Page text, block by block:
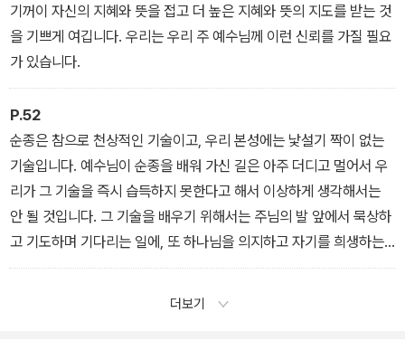
기꺼이 자신의 지혜와 뜻을 접고 더 높은 지혜와 뜻의 지도를 받는 것
을 기쁘게 여깁니다. 우리는 우리 주 예수님께 이런 신뢰를 가질 필요
가 있습니다.
P.52
순종은 참으로 천상적인 기술이고, 우리 본성에는 낯설기 짝이 없는
기술입니다. 예수님이 순종을 배워 가신 길은 아주 더디고 멀어서 우
리가 그 기술을 즉시 습득하지 못한다고 해서 이상하게 생각해서는
안 될 것입니다. 그 기술을 배우기 위해서는 주님의 발 앞에서 묵상하
고 기도하며 기다리는 일에, 또 하나님을 의지하고 자기를 희생하는
일에 대부분의 신자들이 생각하는 것보다 더 많은 시간이 필요하다고
더보기